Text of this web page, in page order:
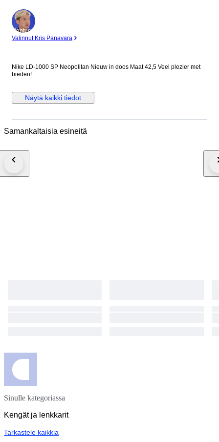
asiantuntija
Valinnut Kris Panavara
Nike LD-1000 SP Neopolitan Nieuw in doos Maat 42,5 Veel plezier met
bieden!
Näytä kaikki tiedot
Samankaltaisia esineitä
Sinulle kategoriassa
Kengät ja lenkkarit
Tarkastele kaikkia